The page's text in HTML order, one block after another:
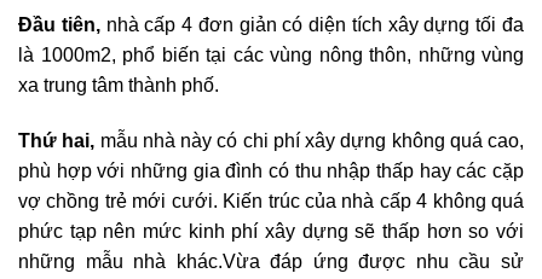
Đầu tiên,nhà cấp 4 đơn giản có diện tích xây dựng tối đa
là 1000m2, phổ biến tại các vùng nông thôn, những vùng
xa trung tâm thành phố.
Thứ hai, mẫu nhà này có chi phí xây dựng không quá cao,
phù hợp với những gia đình có thu nhập thấp hay các cặp
vợ chồng trẻ mới cưới. Kiến trúc của nhà cấp 4 không quá
phức tạp nên mức kinh phí xây dựng sẽ thấp hơn so với
những mẫu nhà khác.Vừa đáp ứng được nhu cầu sử